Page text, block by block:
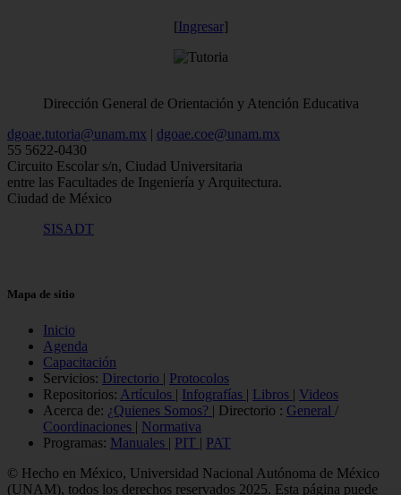
[Ingresar]
Dirección General de Orientación y Atención Educativa
dgoae.tutoria@unam.mx | dgoae.coe@unam.mx
55 5622-0430
Circuito Escolar s/n, Ciudad Universitaria
entre las Facultades de Ingeniería y Arquitectura.
Ciudad de México
SISADT
Mapa de sitio
Inicio
Agenda
Capacitación
Servicios: Directorio | Protocolos
Repositorios: Artículos | Infografías | Libros | Videos
Acerca de: ¿Quienes Somos? | Directorio : General /
Coordinaciones | Normativa
Programas: Manuales | PIT | PAT
© Hecho en México, Universidad Nacional Autónoma de México
(UNAM), todos los derechos reservados 2025. Esta página puede